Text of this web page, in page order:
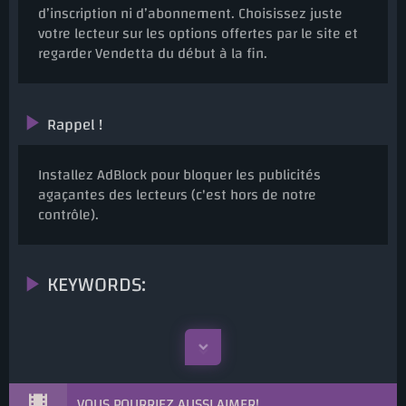
d’inscription ni d’abonnement. Choisissez juste
votre lecteur sur les options offertes par le site et
regarder Vendetta du début à la fin.
Rappel !
Installez AdBlock pour bloquer les publicités
agaçantes des lecteurs (c'est hors de notre
contrôle).
KEYWORDS: